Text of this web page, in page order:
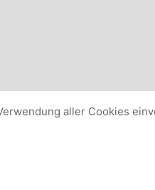
aller Cookies